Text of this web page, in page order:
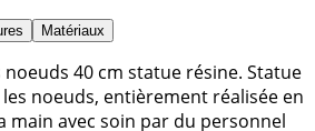
Matériaux
40 cm statue résine. Statue
noeuds, entièrement réalisée en
main avec soin par du personnel